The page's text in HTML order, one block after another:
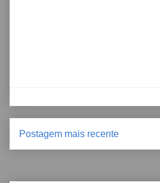
Postagem mais recente